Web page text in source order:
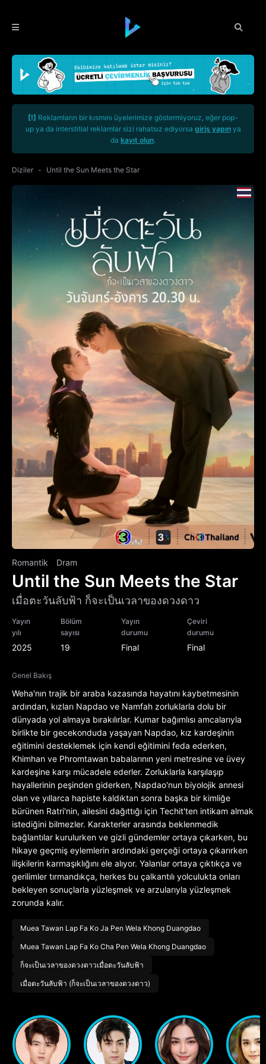
[!] Reklamların bir kısmını üyelerimize göstermiyoruz, eğer pop-
up ya da interstitial reklamlar sizi rahatsız ediyorsa giriş yapınya
da kayıt olun.
Diziler Until the Sun Meets the Star
Romantik Dram
Until the Sun Meets the Star
เมื่อตะวันลับฟ้า ก็จะเป็นเวลาของดวงดาว
Yayın
yılı
2025
Bölüm
sayısı
19
Yayın
durumu
Final
Çeviri
durumu
Final
Genel Bakış
Weha'nın trajik bir araba kazasında hayatını kaybetmesinin
ardından, kızları Napdao ve Namfah zorluklarla dolu bir
dünyada yol almaya bırakılırlar. Kumar bağımlısı amcalarıyla
birlikte bir gecekonduda yaşayan Napdao, kız kardeşinin
eğitimini desteklemek için kendi eğitimini feda ederken,
Khimhan ve Phromtawan babalarının yeni metresine ve üvey
kardeşine karşı mücadele ederler. Zorluklarla karşılaşıp
hayallerinin peşinden giderken, Napdao'nun biyolojik annesi
olan ve yıllarca hapiste kaldıktan sonra başka bir kimliğe
bürünen Ratri'nin, ailesini dağıttığı için Techit'ten intikam almak
istediğini bilmezler. Karakterler arasında beklenmedik
bağlantılar kurulurken ve gizli gündemler ortaya çıkarken, bu
hikaye geçmiş eylemlerin ardındaki gerçeği ortaya çıkarırken
ilişkilerin karmaşıklığını ele alıyor. Yalanlar ortaya çıktıkça ve
gerilimler tırmandıkça, herkes bu çalkantılı yolculukta onları
bekleyen sonuçlarla yüzleşmek ve arzularıyla yüzleşmek
zorunda kalır.
Muea Tawan Lap Fa Ko Ja Pen Wela Khong Duangdao
Muea Tawan Lap Fa Ko Cha Pen Wela Khong Duangdao
ก็จะเป็นเวลาของดวงดาวเมื่อตะวันลับฟ้า
เมื่อตะวันลับฟ้า (ก็จะเป็นเวลาของดวงดาว)